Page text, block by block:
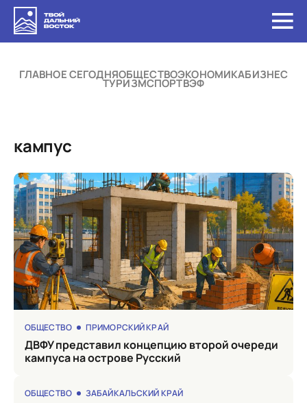
ГЛАВНОЕ СЕГОДНЯОБЩЕСТВОЭКОНОМИКАБИЗНЕС
ТУРИЗМСПОРТВЭФ
кампус
ОБЩЕСТВО ПРИМОРСКИЙ КРАЙ
ДВФУ представил концепцию второй очереди
кампуса на острове Русский
ОБЩЕСТВО ЗАБАЙКАЛЬСКИЙ КРАЙ